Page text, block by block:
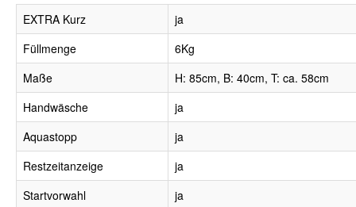
EXTRA Kurz
ja
Füllmenge
6Kg
Maße
H: 85cm, B: 40cm, T: ca. 58cm
Handwäsche
ja
Aquastopp
ja
Restzeitanzeige
ja
Startvorwahl
ja